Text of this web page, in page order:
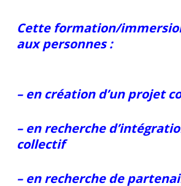
Cette formation/
aux personnes :
– en création d’un projet
– en recherche
collectif
– en recherche de